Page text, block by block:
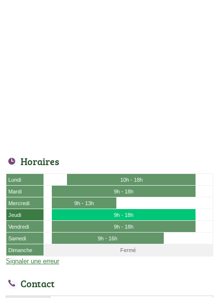
Horaires
Lundi
10h - 18h
Mardi
9h - 18h
Mercredi
9h - 13h
Jeudi
9h - 18h
Vendredi
9h - 18h
Samedi
9h - 16h
Dimanche
Fermé
Signaler une erreur
Contact